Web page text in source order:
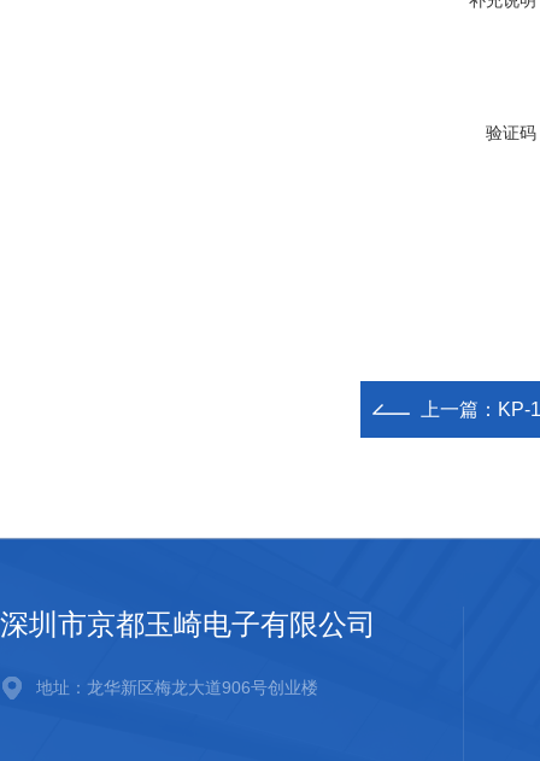
验证码
上一篇： KP-
深圳市京都玉崎电子有限公司
地址：龙华新区梅龙大道906号创业楼